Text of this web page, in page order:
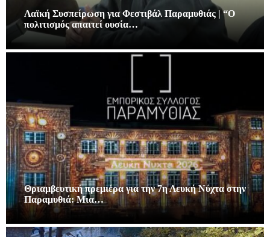
Λαϊκή Συσπείρωση για Φεστιβάλ Παραμυθιάς | “Ο
πολιτισμός απαιτεί ουσία…
Θριαμβευτική πρεμιέρα για την 7η Λευκή Νύχτα στην
Παραμυθιά: Μια…